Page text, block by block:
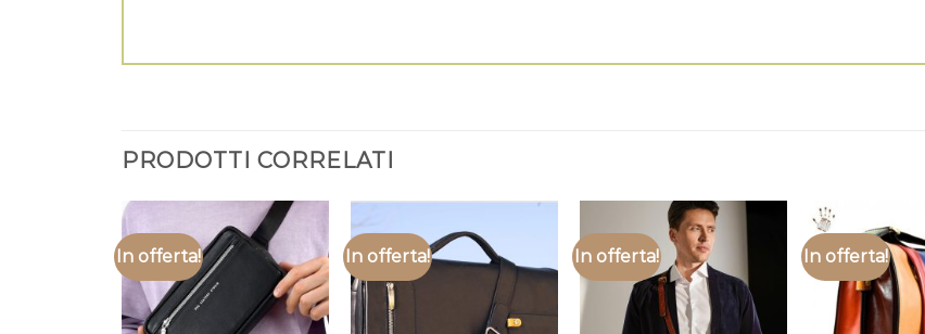
PRODOTTI CORRELATI
In offerta! In offerta! In offerta! In offerta!